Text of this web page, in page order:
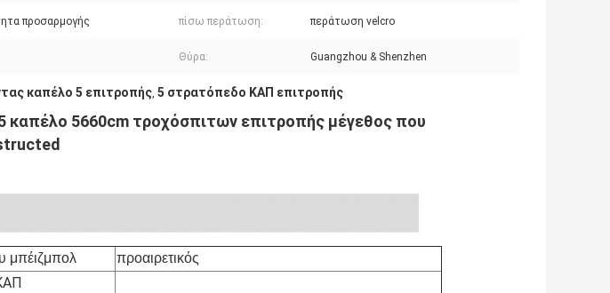
προσαρμογής πίσω περάτωση: περάτωση velcro
Θύρα: Guangzhou & Shenzhen
καπέλο 5 επιτροπής, 5 στρατόπεδο ΚΑΠ επιτροπής
5 καπέλο 5660cm τροχόσπιτων επιτροπής μέγεθος που
μπέιζμπολ
προαιρετικός